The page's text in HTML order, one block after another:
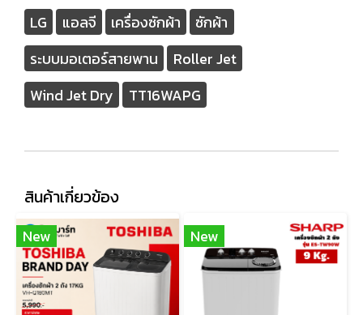
LG
แอลจี เครื่องซักผ้า
ซักผ้า
ระบบมอเตอร์สายพาน
Roller Jet
Wind Jet Dry
TT16WAPG
สินค้าเกี่ยวข้อง
New New